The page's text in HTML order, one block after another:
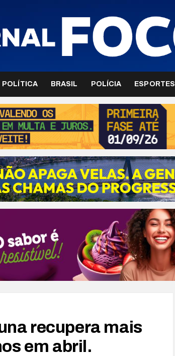
POLÍTICA BRASIL POLÍCIA ESPORTES
recupera mais
em abril.